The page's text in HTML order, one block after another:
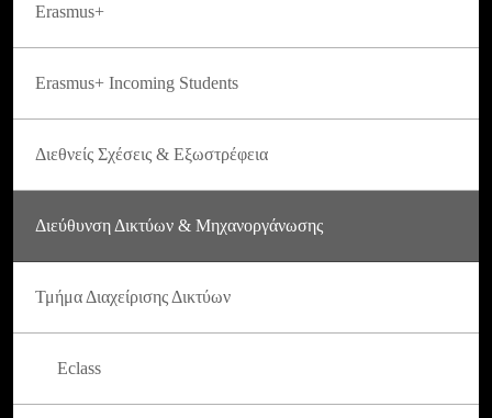
Erasmus+
Erasmus+ Incoming Students
Διεθνείς Σχέσεις & Εξωστρέφεια
Διεύθυνση Δικτύων & Μηχανοργάνωσης
Τμήμα Διαχείρισης Δικτύων
Eclass